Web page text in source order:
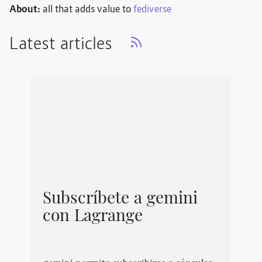
About: all that adds value tofediverse
Latest articles
Subscríbete a gemini
con Lagrange